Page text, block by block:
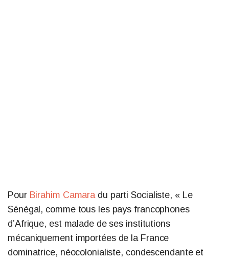
Pour Birahim Camaradu parti Socialiste, « Le
Sénégal, comme tous les pays francophones
d’Afrique, est malade de ses institutions
mécaniquement importées de la France
dominatrice, néocolonialiste, condescendante et